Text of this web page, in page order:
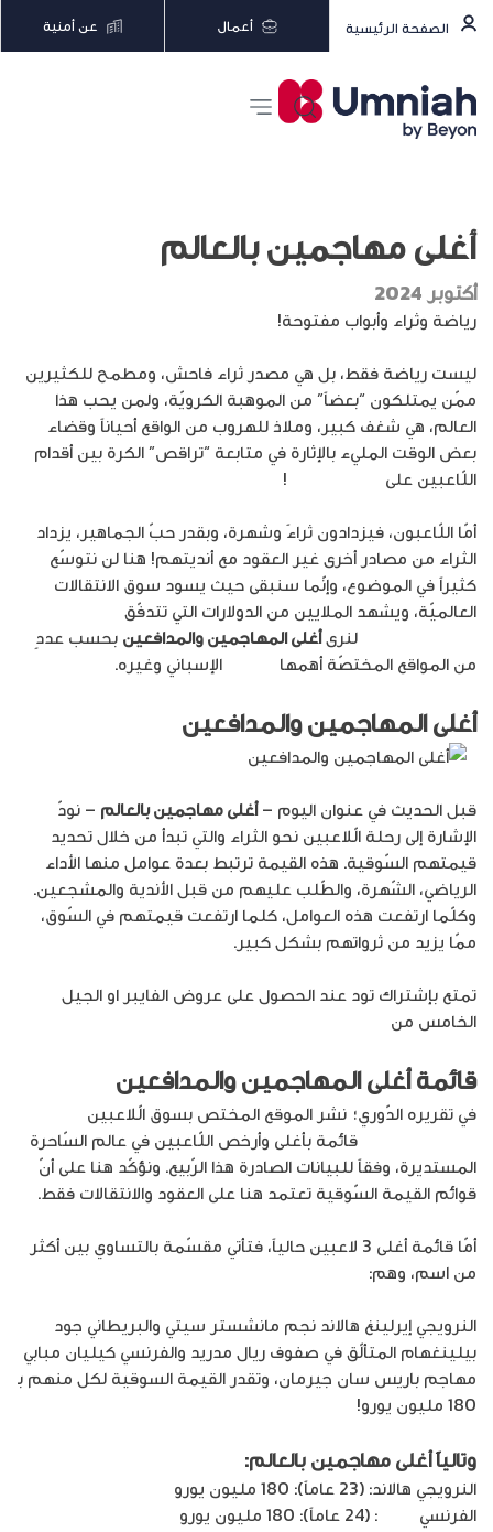
الصفحة الرئيسية أعمال عن أمنية
أغلى مهاجمين بالعالم
أكتوبر 2024
رياضة وثراء وأبواب مفتوحة!
ليست رياضة فقط، بل هي مصدر ثراء فاحش، ومطمح للكثيرين
ممّن يمتلكون “بعضاً” من الموهبة الكرويّة، ولمن يحب هذا
العالم، هي شغف كبير، وملاذ للهروب من الواقع أحياناً وقضاء
بعض الوقت المليء بالإثارة في متابعة “تراقص” الكرة بين أقدام
اللّاعبين على
!
أمّا اللّاعبون، فيزدادون ثراءً وشهرة، وبقدر حبّ الجماهير، يزداد
الثراء من مصادر أخرى غير العقود مع أنديتهم! هنا لن نتوسّع
كثيراً في الموضوع، وإنّما سنبقى حيث يسود سوق الانتقالات
العالميّة، ويشهد الملايين من الدولارات التي تتدفّق
لنرىأغلى المهاجمين والمدافعين بحسب عددٍ
من المواقع المختصّة أهمها
الإسباني وغيره.
أغلى المهاجمين والمدافعين
قبل الحديث في عنوان اليوم –أغلى مهاجمين بالعالم – نودّ
الإشارة إلى رحلة الّلاعبين نحو الثراء والتي تبدأ من خلال تحديد
قيمتهم السّوقية. هذه القيمة ترتبط بعدة عوامل منها الأداء
الرياضي، الشّهرة، والطّلب عليهم من قبل الأندية والمشجعين.
وكلّما ارتفعت هذه العوامل، كلما ارتفعت قيمتهم في السّوق،
ممّا يزيد من ثرواتهم بشكل كبير.
تمتع بإشتراك تود عند الحصول على عروض الفايبر او الجيل
الخامس من
قائمة أغلى المهاجمين والمدافعين
في تقريره الدّوري؛ نشر الموقع المختص بسوق الّلاعبين
قائمة بأغلى وأرخص اللّاعبين في عالم السّاحرة
المستديرة، وفقاً للبيانات الصادرة هذا الرّبيع. ونؤكّد هنا على أنّ
قوائم القيمة السّوقية تعتمد هنا على العقود والانتقالات فقط.
أمّا قائمة أغلى 3 لاعبين حالياً، فتأتي مقسّمة بالتساوي بين أكثر
من اسم، وهم:
النرويجي إيرلينغ هالاند نجم مانشستر سيتي والبريطاني جود
بيلينغهام المتألّق في صفوف ريال مدريد والفرنسي كيليان مبابي
مهاجم باريس سان جيرمان، وتقدر القيمة السوقية لكل منهم بـ
180 مليون يورو!
وتالياًأغلى مهاجمين بالعالم:
النرويجي هالاند: (23 عاماً): 180 مليون يورو
الفرنسي
: (24 عاماً): 180 مليون يورو